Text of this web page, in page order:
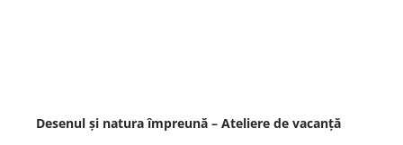
Desenul și natura împreună – Ateliere de vacanță